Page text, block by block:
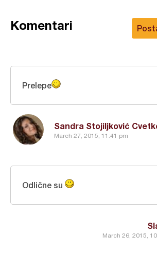
Komentari
Sandra Stojiljković
March 27, 2015, 11:41 pm
Prelepe
March 26, 2015,
Odlične su